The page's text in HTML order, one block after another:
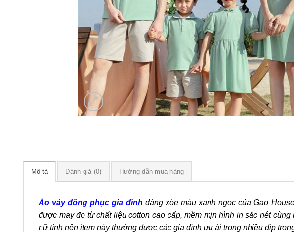
Mô tả Đánh giá (0) Hướng dẫn mua hàng
Áo váy đồng phục gia đình dáng xòe màu xanh ngọc của Gạo
được may đo từ chất liệu cotton cao cấp, mềm mịn hình in sắc nét
nữ tính nên item này thường được các gia đình ưu ái trong nhiều dịp